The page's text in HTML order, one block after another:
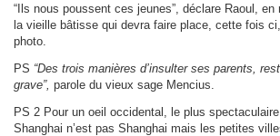
“Ils nous poussent ces jeunes”, déclare Raoul,
la vieille bâtisse qui devra faire place, cette fois
photo.
PS “Des trois manières d’insulter ses parents,
grave”, parole du vieux sage Mencius.
PS 2 Pour un oeil occidental, le plus
Shanghai n’est pas Shanghai mais les petites